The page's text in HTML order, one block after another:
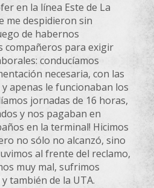
en la línea Este de La
me despidieron sin
de habernos
compañeros para exigir
conducíamos
necesaria, con las
apenas le funcionaban los
jornadas de 16 horas,
y nos pagaban en
en la terminal! Hicimos
no sólo no alcanzó, sino
al frente del reclamo,
muy mal, sufrimos
también de la UTA.